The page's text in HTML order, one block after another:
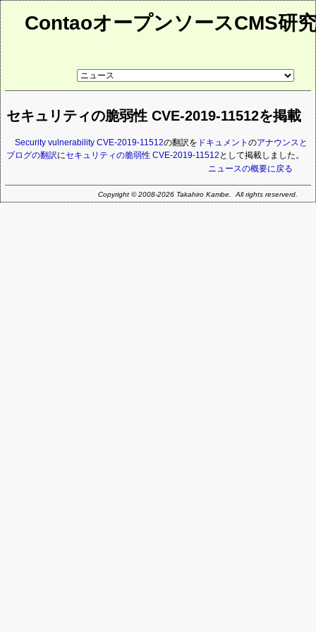
ContaoオープンソースCMS研
リ
ペ
ー
セキュリティの脆弱性 CVE-2019-11512を掲載
Security vulnerability CVE-2019-11512の翻訳を ドキュメントのアナウンスと
ブログの翻訳にセキュリティの脆弱性 CVE-2019-11512 として掲載しました。
ニュースの概要に戻る
Copyright © 2008-2026 Takahiro Kambe. All rights reserverd.